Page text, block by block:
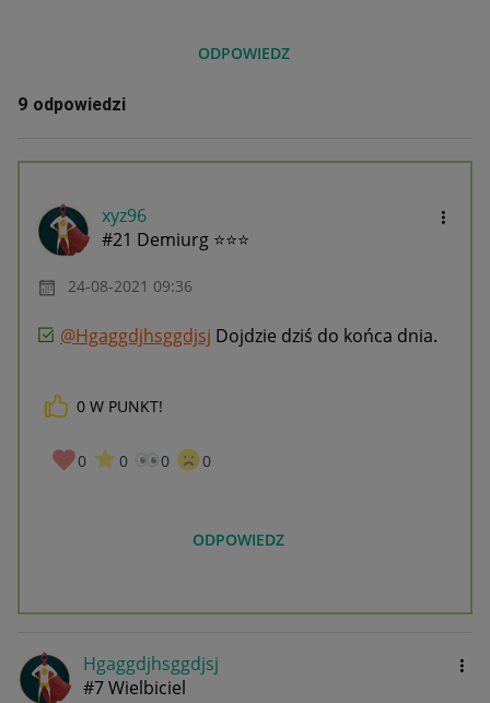
ODPOWIEDZ
9 odpowiedzi
xyz96
#21 Demiurg ⭐⭐⭐
‎24-08-2021 09:36
@Hgaggdjhsggdjsj Dojdzie dziś do końca dnia.
0 W PUNKT!
0 0 0 0
ODPOWIEDZ
Hgaggdjhsggdjsj
#7 Wielbiciel